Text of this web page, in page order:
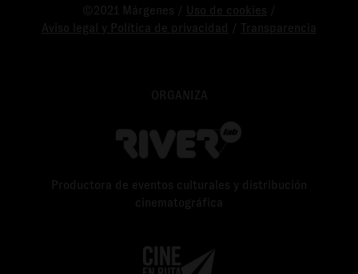
©2021 Márgenes / Uso de cookies
Aviso legal y Política de privacidad
Transparencia
ORGANIZA
Productora de eventos culturales y distribución
cinematográfica